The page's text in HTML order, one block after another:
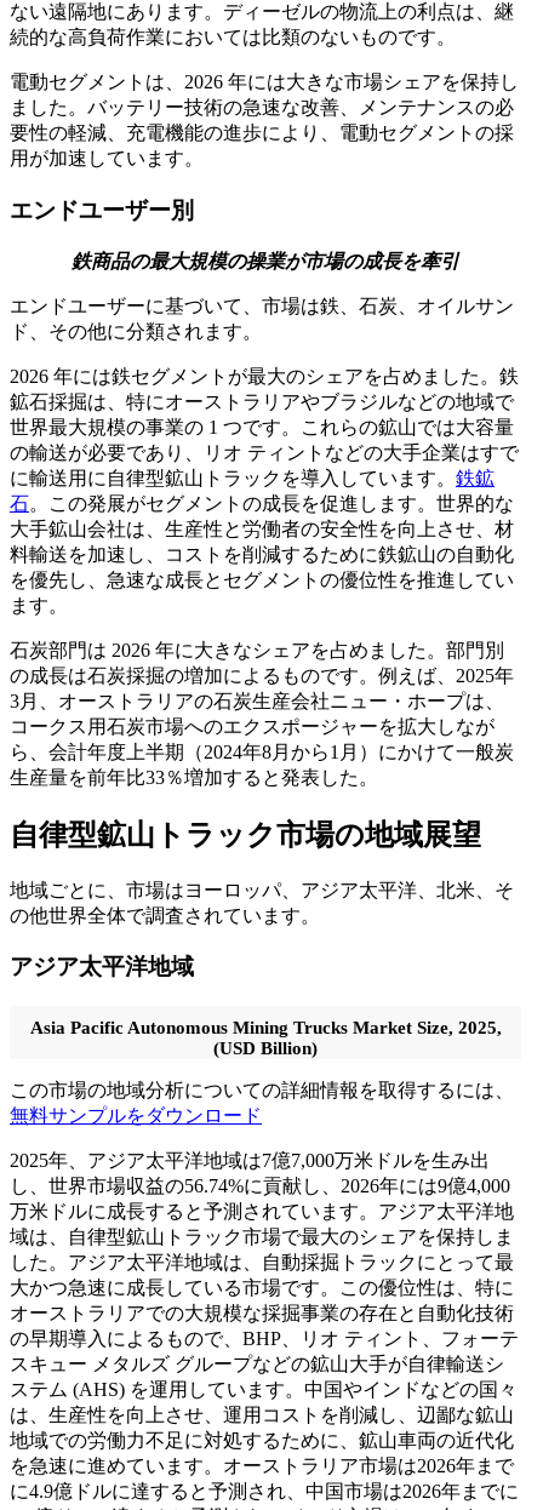
ない遠隔地にあります。ディーゼルの物流上の利点は、継
続的な高負荷作業においては比類のないものです。
電動セグメントは、2026 年には大きな市場シェアを保持し
ました。バッテリー技術の急速な改善、メンテナンスの必
要性の軽減、充電機能の進歩により、電動セグメントの採
用が加速しています。
エンドユーザー別
鉄商品の最大規模の操業が市場の成長を牽引
エンドユーザーに基づいて、市場は鉄、石炭、オイルサン
ド、その他に分類されます。
2026 年には鉄セグメントが最大のシェアを占めました。鉄
鉱石採掘は、特にオーストラリアやブラジルなどの地域で
世界最大規模の事業の 1 つです。これらの鉱山では大容量
の輸送が必要であり、リオ ティントなどの大手企業はすで
に輸送用に自律型鉱山トラックを導入しています。 鉄鉱
石。この発展がセグメントの成長を促進します。世界的な
大手鉱山会社は、生産性と労働者の安全性を向上させ、材
料輸送を加速し、コストを削減するために鉄鉱山の自動化
を優先し、急速な成長とセグメントの優位性を推進してい
ます。
石炭部門は 2026 年に大きなシェアを占めました。部門別
の成長は石炭採掘の増加によるものです。例えば、2025年
3月、オーストラリアの石炭生産会社ニュー・ホープは、
コークス用石炭市場へのエクスポージャーを拡大しなが
ら、会計年度上半期（2024年8月から1月）にかけて一般炭
生産量を前年比33％増加すると発表した。
自律型鉱山トラック市場の地域展望
地域ごとに、市場はヨーロッパ、アジア太平洋、北米、そ
の他世界全体で調査されています。
アジア太平洋地域
Asia Pacific Autonomous Mining Trucks Market Size, 2025,
(USD Billion)
この市場の地域分析についての詳細情報を取得するには、
無料サンプルをダウンロード
2025年、アジア太平洋地域は7億7,000万米ドルを生み出
し、世界市場収益の56.74%に貢献し、2026年には9億4,000
万米ドルに成長すると予測されています。アジア太平洋地
域は、自律型鉱山トラック市場で最大のシェアを保持しま
した。アジア太平洋地域は、自動採掘トラックにとって最
大かつ急速に成長している市場です。この優位性は、特に
オーストラリアでの大規模な採掘事業の存在と自動化技術
の早期導入によるもので、BHP、リオ ティント、フォーテ
スキュー メタルズ グループなどの鉱山大手が自律輸送シ
ステム (AHS) を運用しています。中国やインドなどの国々
は、生産性を向上させ、運用コストを削減し、辺鄙な鉱山
地域での労働力不足に対処するために、鉱山車両の近代化
を急速に進めています。オーストラリア市場は2026年まで
に4.9億ドルに達すると予測され、中国市場は2026年までに